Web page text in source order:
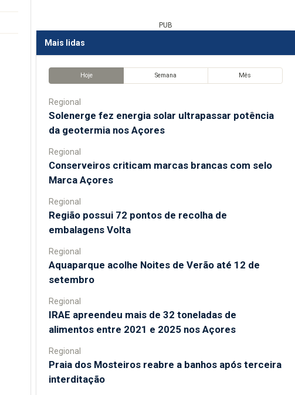
PUB
Mais lidas
Hoje Semana Mês
Regional
Solenerge fez energia solar ultrapassar potência
da geotermia nos Açores
Regional
Conserveiros criticam marcas brancas com selo
Marca Açores
Regional
Região possui 72 pontos de recolha de
embalagens Volta
Regional
Aquaparque acolhe Noites de Verão até 12 de
setembro
Regional
IRAE apreendeu mais de 32 toneladas de
alimentos entre 2021 e 2025 nos Açores
Regional
Praia dos Mosteiros reabre a banhos após terceira
interditação